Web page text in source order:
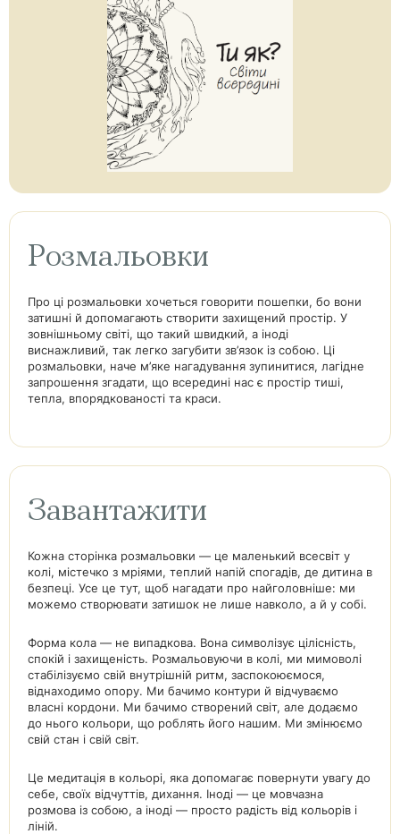
Розмальовки
Про ці розмальовки хочеться говорити пошепки, бо вони
затишні й допомагають створити захищений простір. У
зовнішньому світі, що такий швидкий, а іноді
виснажливий, так легко загубити зв’язок із собою. Ці
розмальовки, наче м’яке нагадування зупинитися, лагідне
запрошення згадати, що всередині нас є простір тиші,
тепла, впорядкованості та краси.
Завантажити
Кожна сторінка розмальовки — це маленький всесвіт у
колі, містечко з мріями, теплий напій спогадів, де дитина в
безпеці. Усе це тут, щоб нагадати про найголовніше: ми
можемо створювати затишок не лише навколо, а й у собі.
Форма кола — не випадкова. Вона символізує цілісність,
спокій і захищеність. Розмальовуючи в колі, ми мимоволі
стабілізуємо свій внутрішній ритм, заспокоюємося,
віднаходимо опору. Ми бачимо контури й відчуваємо
власні кордони. Ми бачимо створений світ, але додаємо
до нього кольори, що роблять його нашим. Ми змінюємо
свій стан і свій світ.
Це медитація в кольорі, яка допомагає повернути увагу до
себе, своїх відчуттів, дихання. Іноді — це мовчазна
розмова із собою, а іноді — просто радість від кольорів і
ліній.